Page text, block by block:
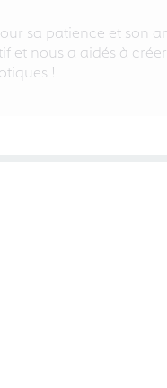
sa patience et son
et nous a aidés à
!